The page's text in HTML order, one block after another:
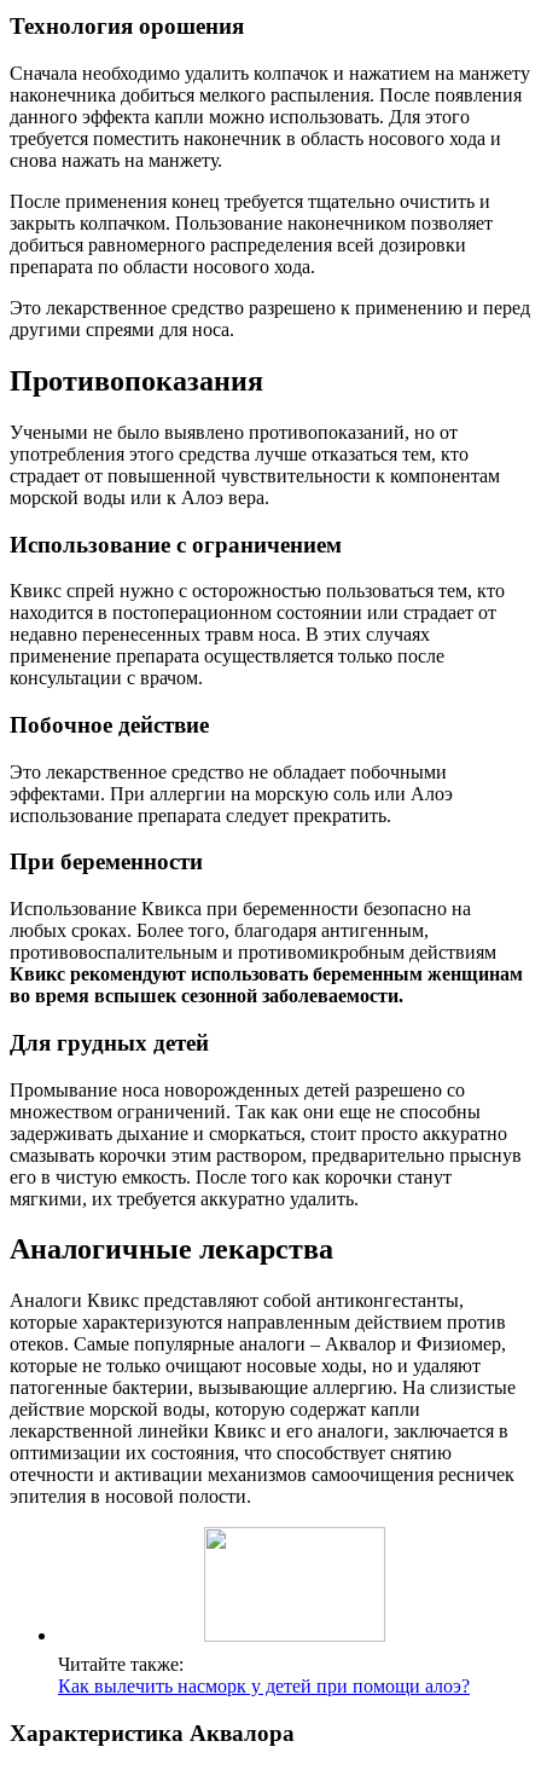
Технология орошения
Сначала необходимо удалить колпачок и нажатием на манжету
наконечника добиться мелкого распыления. После появления
данного эффекта капли можно использовать. Для этого
требуется поместить наконечник в область носового хода и
снова нажать на манжету.
После применения конец требуется тщательно очистить и
закрыть колпачком. Пользование наконечником позволяет
добиться равномерного распределения всей дозировки
препарата по области носового хода.
Это лекарственное средство разрешено к применению и перед
другими спреями для носа.
Противопоказания
Учеными не было выявлено противопоказаний, но от
употребления этого средства лучше отказаться тем, кто
страдает от повышенной чувствительности к компонентам
морской воды или к Алоэ вера.
Использование с ограничением
Квикс спрей нужно с осторожностью пользоваться тем, кто
находится в постоперационном состоянии или страдает от
недавно перенесенных травм носа. В этих случаях
применение препарата осуществляется только после
консультации с врачом.
Побочное действие
Это лекарственное средство не обладает побочными
эффектами. При аллергии на морскую соль или Алоэ
использование препарата следует прекратить.
При беременности
Использование Квикса при беременности безопасно на
любых сроках. Более того, благодаря антигенным,
противовоспалительным и противомикробным действиям
Квикс рекомендуют использовать беременным женщинам
во время вспышек сезонной заболеваемости.
Для грудных детей
Промывание носа новорожденных детей разрешено со
множеством ограничений. Так как они еще не способны
задерживать дыхание и сморкаться, стоит просто аккуратно
смазывать корочки этим раствором, предварительно прыснув
его в чистую емкость. После того как корочки станут
мягкими, их требуется аккуратно удалить.
Аналогичные лекарства
Аналоги Квикс представляют собой антиконгестанты,
которые характеризуются направленным действием против
отеков. Самые популярные аналоги – Аквалор и Физиомер,
которые не только очищают носовые ходы, но и удаляют
патогенные бактерии, вызывающие аллергию. На слизистые
действие морской воды, которую содержат капли
лекарственной линейки Квикс и его аналоги, заключается в
оптимизации их состояния, что способствует снятию
отечности и активации механизмов самоочищения ресничек
эпителия в носовой полости.
Читайте также:
Как вылечить насморк у детей при помощи алоэ?
Характеристика Аквалора